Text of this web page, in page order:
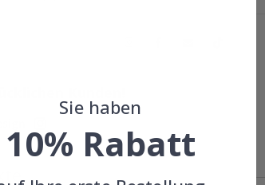
Kunden!
Sie haben
10% Rabatt